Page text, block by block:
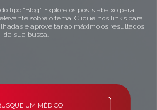
tipo "Blog". Explore os posts abaixo para
sobre o tema. Clique nos links para
e aproveitar ao máximo os resultados
da sua busca.
UM MÉDICO